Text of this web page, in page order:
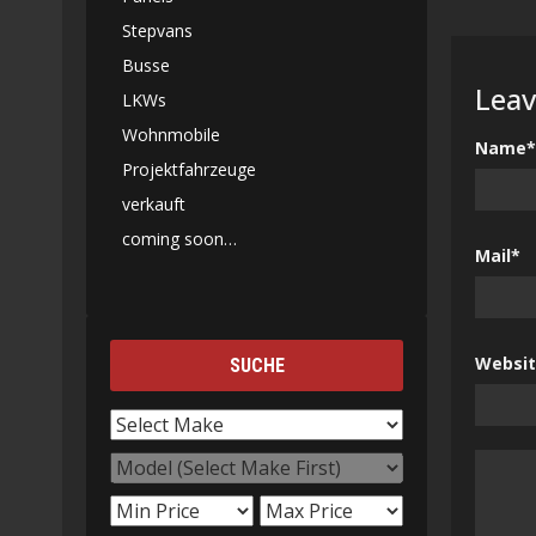
Name*
Mail*
Stepvans
Busse
LKWs
Wohnmobile
Projektfahrzeuge
verkauft
coming soon…
SUCHE